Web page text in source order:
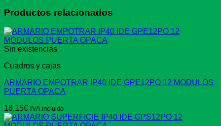
Productos relacionados
Sin existencias
Cuadros y cajas
ARMARIO EMPOTRAR IP40 IDE GPE12PO 12 MODULOS
PUERTA OPACA
18,15€ IVA incluido